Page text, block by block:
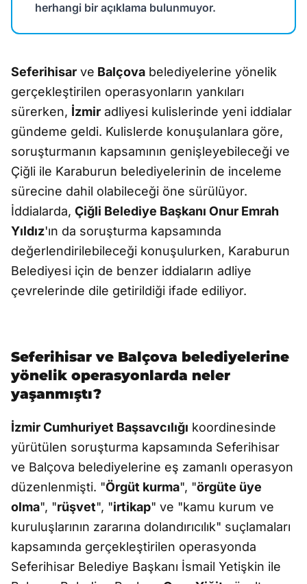
herhangi bir açıklama bulunmuyor.
Seferihisar ve Balçova belediyelerine yönelik
gerçekleştirilen operasyonların yankıları
sürerken, İzmir adliyesi kulislerinde yeni iddialar
gündeme geldi. Kulislerde konuşulanlara göre,
soruşturmanın kapsamının genişleyebileceği ve
Çiğli ile Karaburun belediyelerinin de inceleme
sürecine dahil olabileceği öne sürülüyor.
İddialarda, Çiğli Belediye Başkanı Onur Emrah
Yıldız'ın da soruşturma kapsamında
değerlendirilebileceği konuşulurken, Karaburun
Belediyesi için de benzer iddiaların adliye
çevrelerinde dile getirildiği ifade ediliyor.
Seferihisar ve Balçova belediyelerine
yönelik operasyonlarda neler
yaşanmıştı?
İzmir Cumhuriyet Başsavcılığı koordinesinde
yürütülen soruşturma kapsamında Seferihisar
ve Balçova belediyelerine eş zamanlı operasyon
düzenlenmişti. "Örgüt kurma", "örgüte üye
olma", "rüşvet", "irtikap" ve "kamu kurum ve
kuruluşlarının zararına dolandırıcılık" suçlamaları
kapsamında gerçekleştirilen operasyonda
Seferihisar Belediye Başkanı İsmail Yetişkin ile